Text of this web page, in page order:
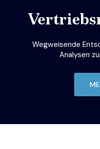
Wegweisende
Analysen